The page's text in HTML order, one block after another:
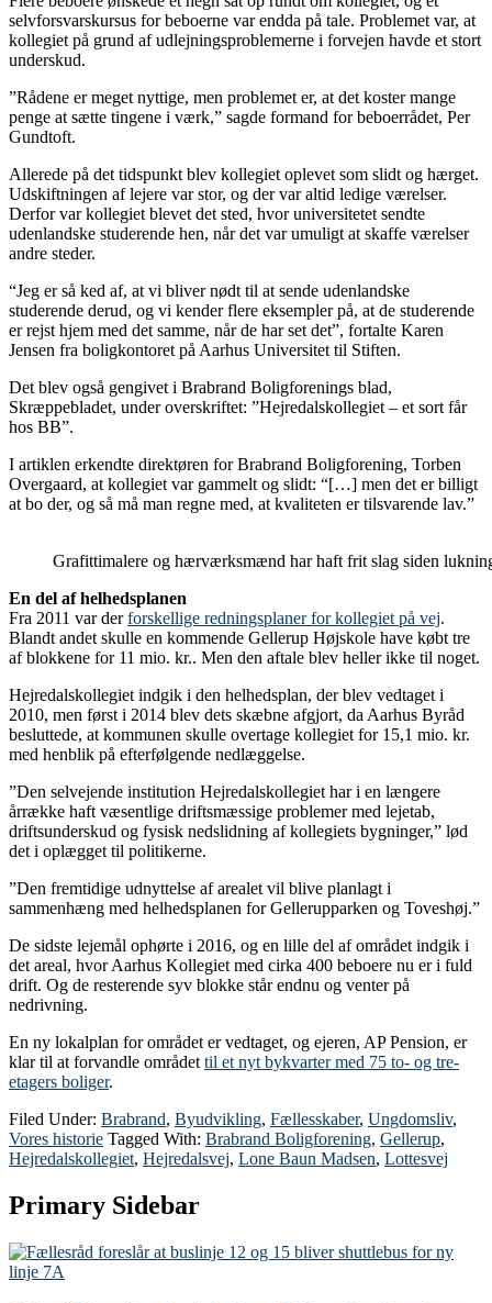
selvforsvarskursus for beboerne var endda på tale. Problemet var, at
kollegiet på grund af udlejningsproblemerne i forvejen havde et stort
underskud.
”Rådene er meget nyttige, men problemet er, at det koster mange
penge at sætte tingene i værk,” sagde formand for beboerrådet, Per
Gundtoft.
Allerede på det tidspunkt blev kollegiet oplevet som slidt og hærget.
Udskiftningen af lejere var stor, og der var altid ledige værelser.
Derfor var kollegiet blevet det sted, hvor universitetet sendte
udenlandske studerende hen, når det var umuligt at skaffe værelser
andre steder.
“Jeg er så ked af, at vi bliver nødt til at sende udenlandske
studerende derud, og vi kender flere eksempler på, at de studerende
er rejst hjem med det samme, når de har set det”, fortalte Karen
Jensen fra boligkontoret på Aarhus Universitet til Stiften.
Det blev også gengivet i Brabrand Boligforenings blad,
Skræppebladet, under overskriftet: ”Hejredalskollegiet – et sort får
hos BB”.
I artiklen erkendte direktøren for Brabrand Boligforening, Torben
Overgaard, at kollegiet var gammelt og slidt: “[…] men det er billigt
at bo der, og så må man regne med, at kvaliteten er tilsvarende lav.”
Grafittimalere og hærværksmænd har haft frit slag siden
En del af helhedsplanen
Fra 2011 var derforskellige redningsplaner for kollegiet på vej.
Blandt andet skulle en kommende Gellerup Højskole have købt tre
af blokkene for 11 mio. kr.. Men den aftale blev heller ikke til noget.
Hejredalskollegiet indgik i den helhedsplan, der blev vedtaget i
2010, men først i 2014 blev dets skæbne afgjort, da Aarhus Byråd
besluttede, at kommunen skulle overtage kollegiet for 15,1 mio. kr.
med henblik på efterfølgende nedlæggelse.
”Den selvejende institution Hejredalskollegiet har i en længere
årrække haft væsentlige driftsmæssige problemer med lejetab,
driftsunderskud og fysisk nedslidning af kollegiets bygninger,” lød
det i oplægget til politikerne.
”Den fremtidige udnyttelse af arealet vil blive planlagt i
sammenhæng med helhedsplanen for Gellerupparken og Toveshøj.”
De sidste lejemål ophørte i 2016, og en lille del af området indgik i
det areal, hvor Aarhus Kollegiet med cirka 400 beboere nu er i fuld
drift. Og de resterende syv blokke står endnu og venter på
nedrivning.
En ny lokalplan for området er vedtaget, og ejeren, AP Pension, er
klar til at forvandle området til et nyt bykvarter med 75 to- og tre-
etagers boliger.
Filed Under: Brabrand, Byudvikling, Fællesskaber, Ungdomsliv,
Vores historie Tagged With: Brabrand Boligforening, Gellerup,
Hejredalskollegiet, Hejredalsvej, Lone Baun Madsen, Lottesvej
Primary Sidebar